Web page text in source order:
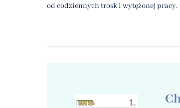
od codziennych trosk i wytężonej pracy.